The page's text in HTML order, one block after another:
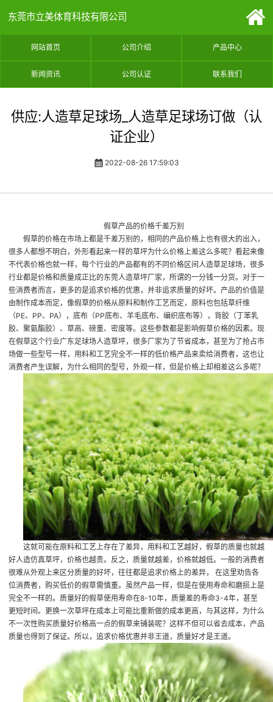
东莞市立美体育科技有限公司
网站首页 公司介绍 产品中心
新闻资讯 公司认证 联系我们
供应:人造草足球场_人造草足球场订做（认
证企业）
2022-08-26 17:59:03
假草产品的价格千差万别
假草的价格在市场上都是千差万别的，相同的产品价格上也有很大的出入，
很多人都想不明白，外形看起来一样的草坪为什么价格上差这么多呢？看起来像
不代表价格也就一样，每个行业的产品都有的不同价格区间人造草足球场，很多
行业都是价格和质量成正比的东莞人造草坪厂家 ，所谓的一分钱一分货。对于一
些消费者而言，更多的是追求价格的优惠，并非追求质量的好坏。产品的价值是
由制作成本而定，像假草的价格从原料和制作工艺而定，原料也包括草纤维
（PE、PP、PA），底布（PP底布、羊毛底布、编织底布等），背胶（丁苯乳
胶、聚氨酯胶）、草高、磅重、密度等。这些参数都是影响假草价格的因素。现
在假草这个行业广东足球场人造草坪，很多厂家为了节省成本，甚至为了抢占市
场做一些型号一样，用料和工艺完全不一样的低价格产品来卖给消费者，这也让
消费者产生误解，为什么相同的型号，外观一样，但是价格上却相差这么多呢？
这就可能在原料和工艺上存在了差异，用料和工艺越好，假草的质量也就越
好人造仿真草坪，价格也越贵。反之，质量就越差，价格就越低。一般的消费者
很难从外观上来区分质量的好坏，往往都是追求价格上的差异， 在这里劝告各
位消费者，购买低价的假草需慎重。虽然产品一样，但是在使用寿命和磨损上是
完全不一样的。质量好的假草使用寿命在8-10年，质量差的寿命3-4年，甚至
更短时间。更换一次草坪在成本上可能比重新做的成本更高，与其这样，为什么
不一次性购买质量好价格高一点的假草来铺装呢？这样不但可以省去成本，产品
质量也得到了保证。所以，追求价格优惠并非王道，质量好才是王道。